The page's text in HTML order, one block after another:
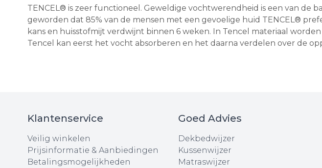
TENCEL® is zeer functioneel. Geweldige vochtwerendheid is een van de
geworden dat 85% van de mensen met een gevoelige huid TENCEL®
kans en huisstofmijt verdwijnt binnen 6 weken. In Tencel materiaal
Tencel kan eerst het vocht absorberen en het daarna verdelen over de
Klantenservice
Veilig winkelen
Prijsinformatie & Aanbiedingen
Betalingsmogelijkheden
Goed Advies
Dekbedwijzer
Kussenwijzer
Matraswijzer